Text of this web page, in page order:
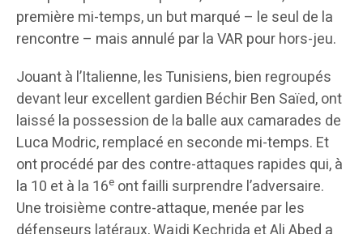
première mi-temps, un but marqué – le seul de la
rencontre – mais annulé par la VAR pour hors-jeu.
Jouant à l’Italienne, les Tunisiens, bien regroupés
devant leur excellent gardien Béchir Ben Saïed, ont
laissé la possession de la balle aux camarades de
Luca Modric, remplacé en seconde mi-temps. Et
ont procédé par des contre-attaques rapides qui, à
la 10 et à la 16e ont failli surprendre l’adversaire.
Une troisième contre-attaque, menée par les